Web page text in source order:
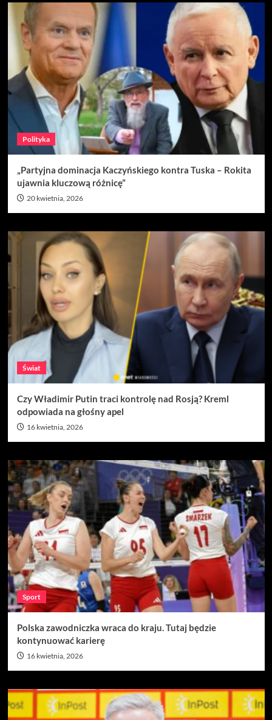
Polityka
„Partyjna dominacja Kaczyńskiego kontra Tuska – Rokita
ujawnia kluczową różnicę”
20 kwietnia, 2026
Świat
Czy Władimir Putin traci kontrolę nad Rosją? Kreml
odpowiada na głośny apel
16 kwietnia, 2026
Sport
Polska zawodniczka wraca do kraju. Tutaj będzie
kontynuować karierę
16 kwietnia, 2026